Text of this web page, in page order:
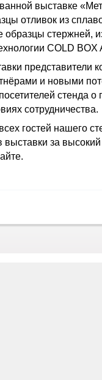
выставке
отливок из
образцы стержней,
COLD BOX
представители
и новыми
стенда
сотрудничества.
гостей нашего
выставки за